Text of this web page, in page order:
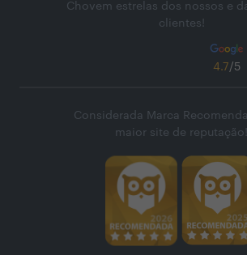
Chovem estrelas dos nossos e
clientes!
4.7/5
Considerada Marca
maior site de reputação!